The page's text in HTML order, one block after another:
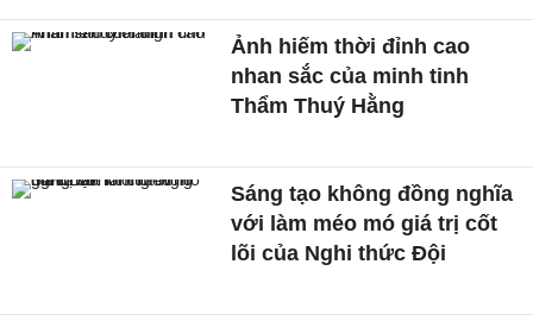
Ảnh hiếm thời đỉnh cao
nhan sắc của minh tinh
Thẩm Thuý Hằng
Sáng tạo không đồng nghĩa
với làm méo mó giá trị cốt
lõi của Nghi thức Đội